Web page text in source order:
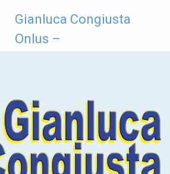
contenuto
Gianluca Congiusta
Onlus –